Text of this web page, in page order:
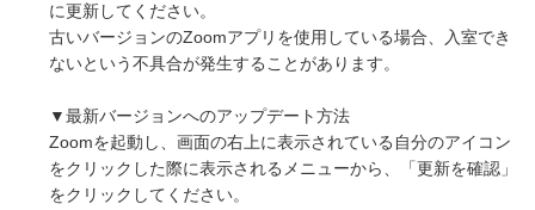
に更新してください。
古いバージョンのZoomアプリを使用している場合、入室でき
ないという不具合が発生することがあります。​
▼最新バージョンへのアップデート方法​
Zoomを起動し、画面の右上に表示されている自分のアイコン
をクリックした際に表示されるメニューから、「更新を確認」
をクリックしてください。